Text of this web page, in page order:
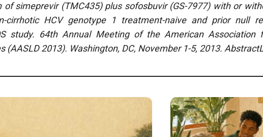
of simeprevir (TMC435) plus sofosbuvir (GS-7977) with or
cirrhotic HCV genotype 1 treatment-naive and prior null
study. 64th Annual Meeting of the American
(AASLD 2013). Washington, DC, November 1-5, 2013.